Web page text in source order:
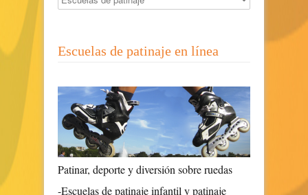
Escuelas de patinaje en línea
Patinar, deporte y diversión sobre ruedas
-Escuelas de patinaje infantil y patinaje